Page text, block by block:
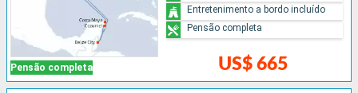
Pensão completa US$ 665
Entretenimento a bordo incluído
Pensão completa